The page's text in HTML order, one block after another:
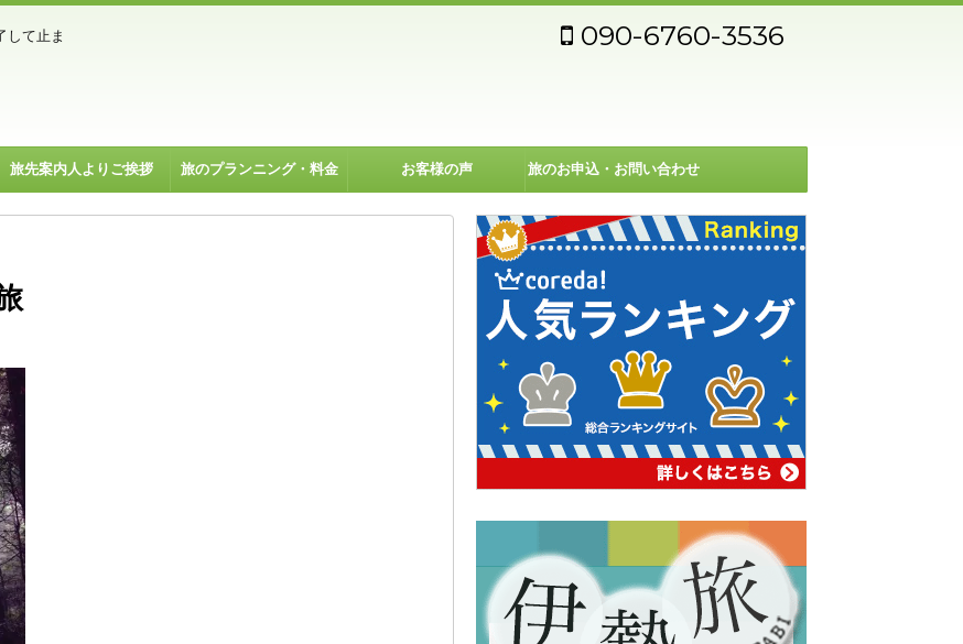
して止ま
090-6760-3536
旅先案内人よりご挨拶 旅のプランニング・料金 お客様の声 旅のお申込・お問い合わせ